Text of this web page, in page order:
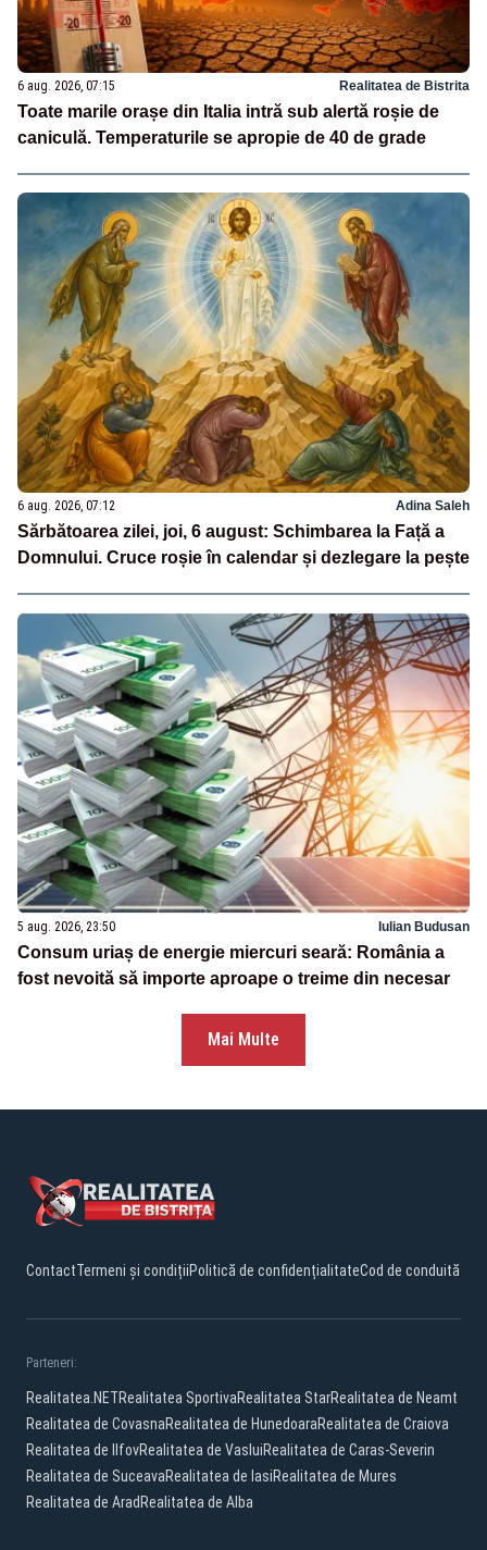
6 aug. 2026, 07:15 Realitatea de Bistrita
Toate marile orașe din Italia intră sub alertă roșie de
caniculă. Temperaturile se apropie de 40 de grade
6 aug. 2026, 07:12 Adina Saleh
Sărbătoarea zilei, joi, 6 august: Schimbarea la Față a
Domnului. Cruce roșie în calendar și dezlegare la pește
5 aug. 2026, 23:50 Iulian Budusan
Consum uriaș de energie miercuri seară: România a
fost nevoită să importe aproape o treime din necesar
Mai Multe
ContactTermeni și condițiiPolitică de confidențialitateCod de conduită
Parteneri:
Realitatea.NETRealitatea SportivaRealitatea StarRealitatea de Neamt
Realitatea de CovasnaRealitatea de HunedoaraRealitatea de Craiova
Realitatea de IlfovRealitatea de VasluiRealitatea de Caras-Severin
Realitatea de SuceavaRealitatea de IasiRealitatea de Mures
Realitatea de Arad Realitatea de Alba